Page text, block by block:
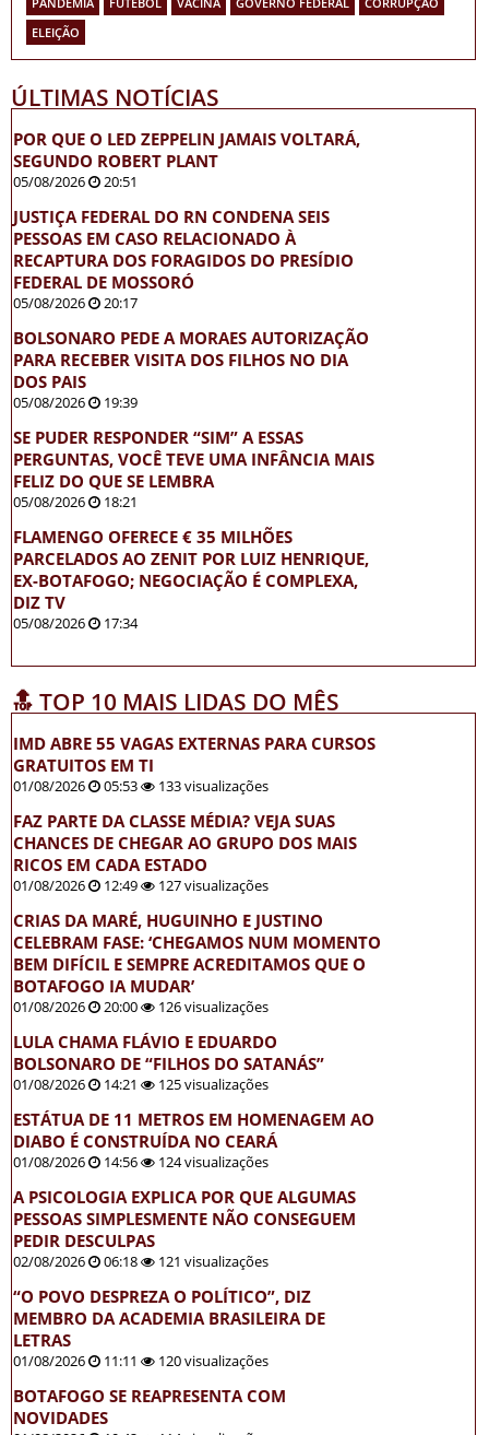
ELEIÇÃO
ÚLTIMAS NOTÍCIAS
POR QUE O LED ZEPPELIN JAMAIS VOLTARÁ,
SEGUNDO ROBERT PLANT
05/08/2026 20:51
JUSTIÇA FEDERAL DO RN CONDENA SEIS
PESSOAS EM CASO RELACIONADO À
RECAPTURA DOS FORAGIDOS DO PRESÍDIO
FEDERAL DE MOSSORÓ
05/08/2026 20:17
BOLSONARO PEDE A MORAES AUTORIZAÇÃO
PARA RECEBER VISITA DOS FILHOS NO DIA
DOS PAIS
05/08/2026 19:39
SE PUDER RESPONDER “SIM” A ESSAS
PERGUNTAS, VOCÊ TEVE UMA INFÂNCIA MAIS
FELIZ DO QUE SE LEMBRA
05/08/2026 18:21
FLAMENGO OFERECE € 35 MILHÕES
PARCELADOS AO ZENIT POR LUIZ HENRIQUE,
EX-BOTAFOGO; NEGOCIAÇÃO É COMPLEXA,
DIZ TV
05/08/2026 17:34
🔝 TOP 10 MAIS LIDAS DO MÊS
IMD ABRE 55 VAGAS EXTERNAS PARA CURSOS
GRATUITOS EM TI
01/08/2026 05:53 133 visualizações
FAZ PARTE DA CLASSE MÉDIA? VEJA SUAS
CHANCES DE CHEGAR AO GRUPO DOS MAIS
RICOS EM CADA ESTADO
01/08/2026 12:49 127 visualizações
CRIAS DA MARÉ, HUGUINHO E JUSTINO
CELEBRAM FASE: ‘CHEGAMOS NUM MOMENTO
BEM DIFÍCIL E SEMPRE ACREDITAMOS QUE O
BOTAFOGO IA MUDAR’
01/08/2026 20:00 126 visualizações
LULA CHAMA FLÁVIO E EDUARDO
BOLSONARO DE “FILHOS DO SATANÁS”
01/08/2026 14:21 125 visualizações
ESTÁTUA DE 11 METROS EM HOMENAGEM AO
DIABO É CONSTRUÍDA NO CEARÁ
01/08/2026 14:56 124 visualizações
A PSICOLOGIA EXPLICA POR QUE ALGUMAS
PESSOAS SIMPLESMENTE NÃO CONSEGUEM
PEDIR DESCULPAS
02/08/2026 06:18 121 visualizações
“O POVO DESPREZA O POLÍTICO”, DIZ
MEMBRO DA ACADEMIA BRASILEIRA DE
LETRAS
01/08/2026 11:11 120 visualizações
BOTAFOGO SE REAPRESENTA COM
NOVIDADES